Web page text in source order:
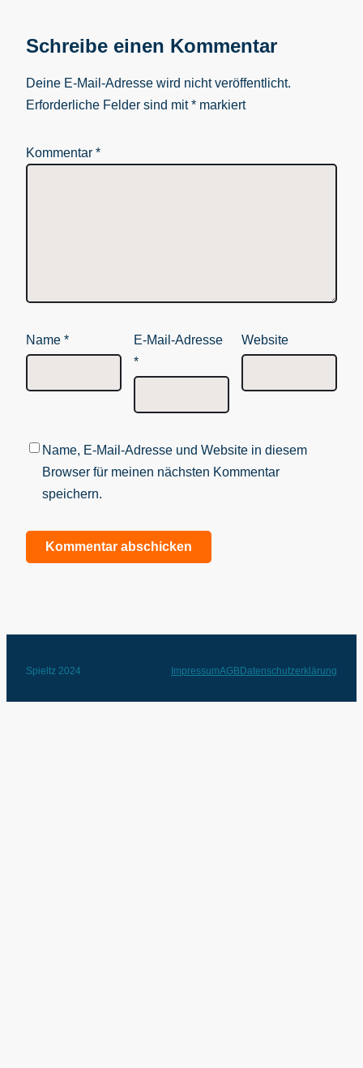
Schreibe einen Kommentar
Deine E-Mail-Adresse wird nicht veröffentlicht.
Erforderliche Felder sind mit* markiert
Kommentar *
Name *
E-Mail-Adresse
*
Website
Name, E-Mail-Adresse und Website in diesem
Browser für meinen nächsten Kommentar
speichern.
Spieltz 2024 ImpressumAGBDatenschutzerklärung